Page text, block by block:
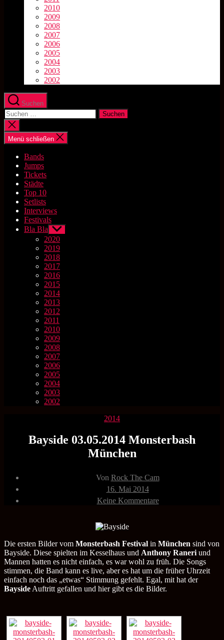
2010
2009
2008
2007
2006
2005
2004
2003
2002
Suchen
Suchen
nach:
Suche
schließen
Menü schließen
Bands
Jumps
Tickets
Städte
Top 10
Setlists
Interviews
Festivals
Bla Bla Untermenü
anzeigen
2020
2019
2018
2017
2016
2015
2014
2013
2012
2011
2010
2009
2008
2007
2006
2005
2004
2003
2002
Kategorien
2014
Bayside 03.05.2014 Monsterbash
München
Beitragsautor
Von Rock The Cam
Veröffentlichungsdatum
16. Mai 2014
Keine Kommentarezu
Bayside
Die ersten Bilder vom Monsterbash Festival in München sind von
Bayside. Diese spielten im Kesselhaus und Anthony Raneri und
Mannen hatten es nicht einfach, es war wohl zu früh. Die Songs
stimmen, die Band kann es live, aber es hat um die früher Uhrzeit
einfach noch das „etwas“ Stimmung gefehlt. Egal, mit hat der
Bayside Auftritt gefallen und hier gibt es die Bilder.